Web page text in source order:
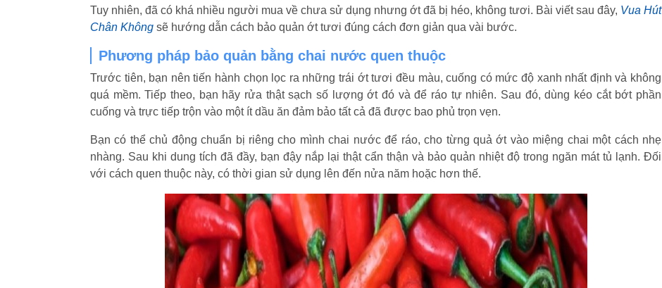
Tuy nhiên, đã có khá nhiều người mua về chưa sử dụng nhưng ớt đã bị héo, không tươi. Bài viết sau đây, Vua Hút
Chân Không sẽ hướng dẫn cách bảo quản ớt tươi đúng cách đơn giản qua vài bước.
Phương pháp bảo quản bằng chai nước quen thuộc
Trước tiên, bạn nên tiến hành chọn lọc ra những trái ớt tươi đều màu, cuống có mức độ xanh nhất định và không
quá mềm. Tiếp theo, bạn hãy rửa thật sạch số lượng ớt đó và để ráo tự nhiên. Sau đó, dùng kéo cắt bớt phần
cuống và trực tiếp trộn vào một ít dầu ăn đảm bảo tất cả đã được bao phủ trọn vẹn.
Bạn có thể chủ động chuẩn bị riêng cho mình chai nước để ráo, cho từng quả ớt vào miệng chai một cách nhẹ
nhàng. Sau khi dung tích đã đầy, bạn đậy nắp lại thật cẩn thận và bảo quản nhiệt độ trong ngăn mát tủ lạnh. Đối
với cách quen thuộc này, có thời gian sử dụng lên đến nửa năm hoặc hơn thế.